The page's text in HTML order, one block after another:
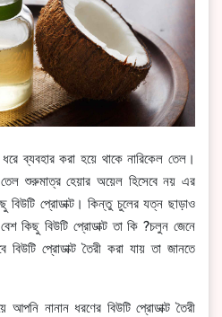
ব্যবহার করা হয়ে থাকে নারিকেল তেল।
শুরুমাত্র হেয়ার অয়েল হিসেবে নয় এর
বিউটি প্রোডাক্ট। কিন্তু চুলের যত্ন ছাড়াও
কিছু বিউটি প্রোডাক্ট তা কি ?চলুন জেনে
প্রোডাক্ট তৈরী করা যায় তা জানতে
আপনি নানান ধরণের বিউটি প্রোডাক্ট তৈরী